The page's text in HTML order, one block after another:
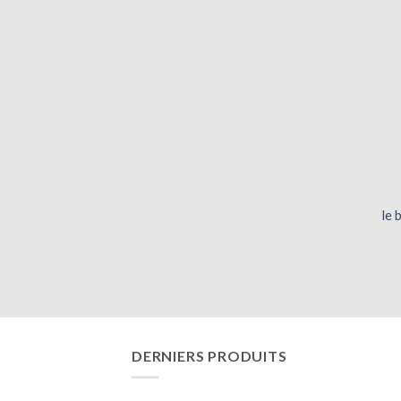
le
DERNIERS PRODUITS